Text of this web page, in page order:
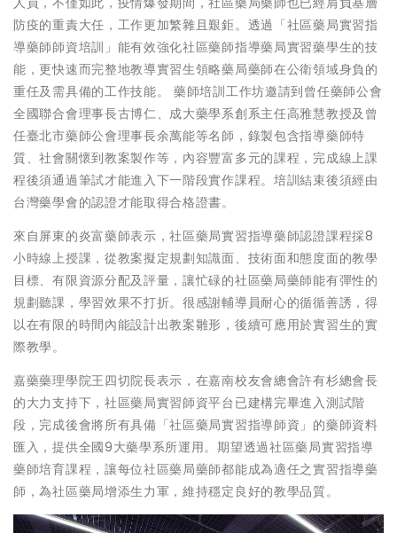
防疫的重責大任，工作更加繁雜且艱鉅。透過「社區藥局實習指
導藥師師資培訓」能有效強化社區藥師指導藥局實習藥學生的技
能，更快速而完整地教導實習生領略藥局藥師在公衛領域身負的
重任及需具備的工作技能。 藥師培訓工作坊邀請到曾任藥師公會
全國聯合會理事長古博仁、成大藥學系創系主任高雅慧教授及曾
任臺北市藥師公會理事長余萬能等名師，錄製包含指導藥師特
質、社會關懷到教案製作等，內容豐富多元的課程，完成線上課
程後須通過筆試才能進入下一階段實作課程。培訓結束後須經由
台灣藥學會的認證才能取得合格證書。
來自屏東的炎富藥師表示，社區藥局實習指導藥師認證課程採8
小時線上授課，從教案擬定規劃知識面、技術面和態度面的教學
目標、有限資源分配及評量，讓忙碌的社區藥局藥師能有彈性的
規劃聽課，學習效果不打折。很感謝輔導員耐心的循循善誘，得
以在有限的時間內能設計出教案雛形，後續可應用於實習生的實
際教學。
嘉藥藥理學院王四切院長表示，在嘉南校友會總會許有杉總會長
的大力支持下，社區藥局實習師資平台已建構完畢進入測試階
段，完成後會將所有具備「社區藥局實習指導師資」的藥師資料
匯入，提供全國9大藥學系所運用。期望透過社區藥局實習指導
藥師培育課程，讓每位社區藥局藥師都能成為適任之實習指導藥
師，為社區藥局增添生力軍，維持穩定良好的教學品質。